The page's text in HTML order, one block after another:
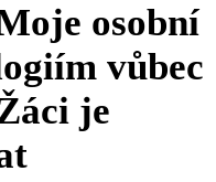
osobní
vůbec
je